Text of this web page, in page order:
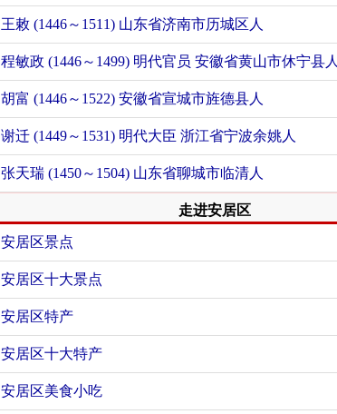
王敕 (1446～1511) 山东省济南市历城区人
程敏政 (1446～1499) 明代官员 安徽省黄山市休宁县人
胡富 (1446～1522) 安徽省宣城市旌德县人
谢迁 (1449～1531) 明代大臣 浙江省宁波余姚人
张天瑞 (1450～1504) 山东省聊城市临清人
走进安居区
安居区景点
安居区十大景点
安居区特产
安居区十大特产
安居区美食小吃